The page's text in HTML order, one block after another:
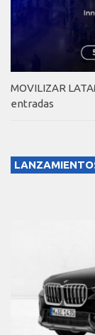
MOVILIZAR
entradas